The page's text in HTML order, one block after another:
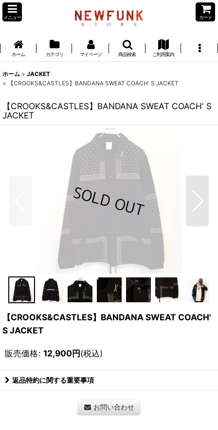
メニュー カート
ホーム カテゴリ マイページ 商品検索 ご利用案内
ホーム > JACKET
>
【CROOKS&CASTLES】BANDANA SWEAT COACH' S JACKET
【CROOKS&CASTLES】BANDANA SWEAT COACH' S
JACKET
【CROOKS&CASTLES】BANDANA SWEAT COACH'
S JACKET
販売価格: 12,900円(税込)
返品特約に関する重要事項
お問い合わせ